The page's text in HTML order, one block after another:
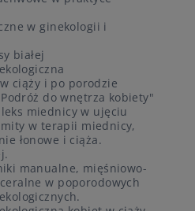
w ginekologii i
białej
ciąży i po porodzie
do wnętrza kobiety"
miednicy w ujęciu
w terapii miednicy,
łonowe i ciąża.
manualne, mięśniowo-
w poporodowych